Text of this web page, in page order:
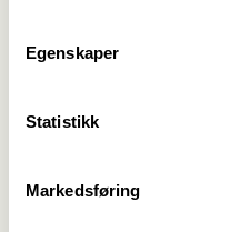
Egenskaper
Statistikk
Markedsføring
Rettigheter i
Brosjyrer og materiell